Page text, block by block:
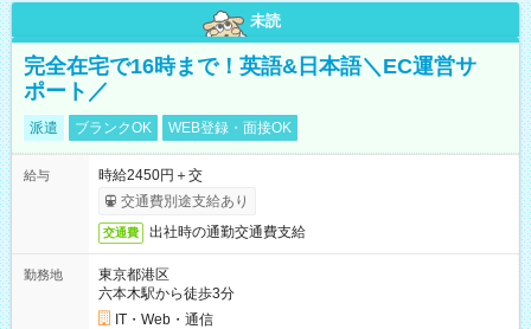
未読
完全在宅で16時まで！英語&日本語＼EC運営サ
ポート／
派遣 ブランクOK WEB登録・面接OK
給与
時給2450円＋交
交通費別途支給あり
交通費 出社時の通勤交通費支給
勤務地
東京都港区
六本木駅から徒歩3分
IT・Web・通信